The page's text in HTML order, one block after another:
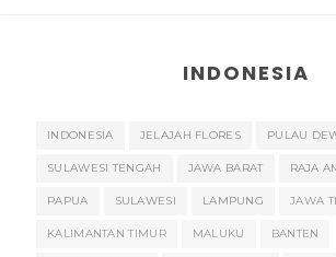
INDONESIA
INDONESIA JELAJAH FLORES PULAU
SULAWESI TENGAH JAWA BARAT RAJA
PAPUA SULAWESI LAMPUNG JAWA
KALIMANTAN TIMUR MALUKU BANTEN